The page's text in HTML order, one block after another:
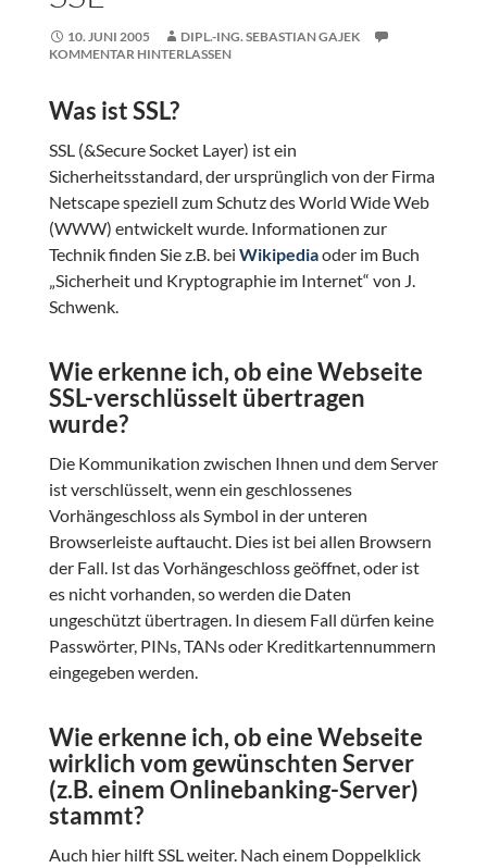
10. JUNI 2005
DIPL.-ING. SEBASTIAN GAJEK
KOMMENTAR HINTERLASSEN
Was ist SSL?
SSL (&Secure Socket Layer) ist ein
Sicherheitsstandard, der ursprünglich von der Firma
Netscape speziell zum Schutz des World Wide Web
(WWW) entwickelt wurde. Informationen zur
Technik finden Sie z.B. bei Wikipediaoder im Buch
„Sicherheit und Kryptographie im Internet“ von J.
Schwenk.
Wie erkenne ich, ob eine Webseite
SSL-verschlüsselt übertragen
wurde?
Die Kommunikation zwischen Ihnen und dem Server
ist verschlüsselt, wenn ein geschlossenes
Vorhängeschloss als Symbol in der unteren
Browserleiste auftaucht. Dies ist bei allen Browsern
der Fall. Ist das Vorhängeschloss geöffnet, oder ist
es nicht vorhanden, so werden die Daten
ungeschützt übertragen. In diesem Fall dürfen keine
Passwörter, PINs, TANs oder Kreditkartennummern
eingegeben werden.
Wie erkenne ich, ob eine Webseite
wirklich vom gewünschten Server
(z.B. einem Onlinebanking-Server)
stammt?
Auch hier hilft SSL weiter. Nach einem Doppelklick